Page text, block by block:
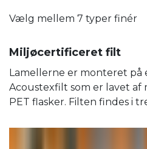
Vælg mellem 7 typer finér
Miljøcertificeret filt
Lamellerne er monteret på
Acoustexfilt som er lavet af
PET flasker. Filten findes i